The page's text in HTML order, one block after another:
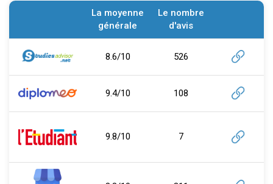
La moyenne
générale
Le nombre
d'avis
8.6/10 526
9.4/10 108
9.8/10 7